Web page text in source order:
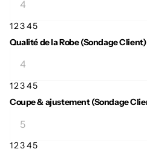
12345
Qualité de la Robe (Sondage Client)
12345
Coupe & ajustement (Sondage
12345